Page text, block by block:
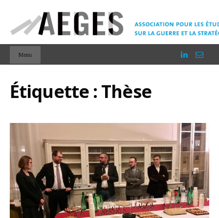
Menu
Étiquette : Thèse